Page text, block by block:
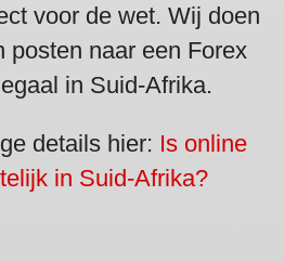
voor de wet. Wij doen
posten naar een Forex
in Suid-Afrika.
details hier: Is online
in Suid-Afrika?